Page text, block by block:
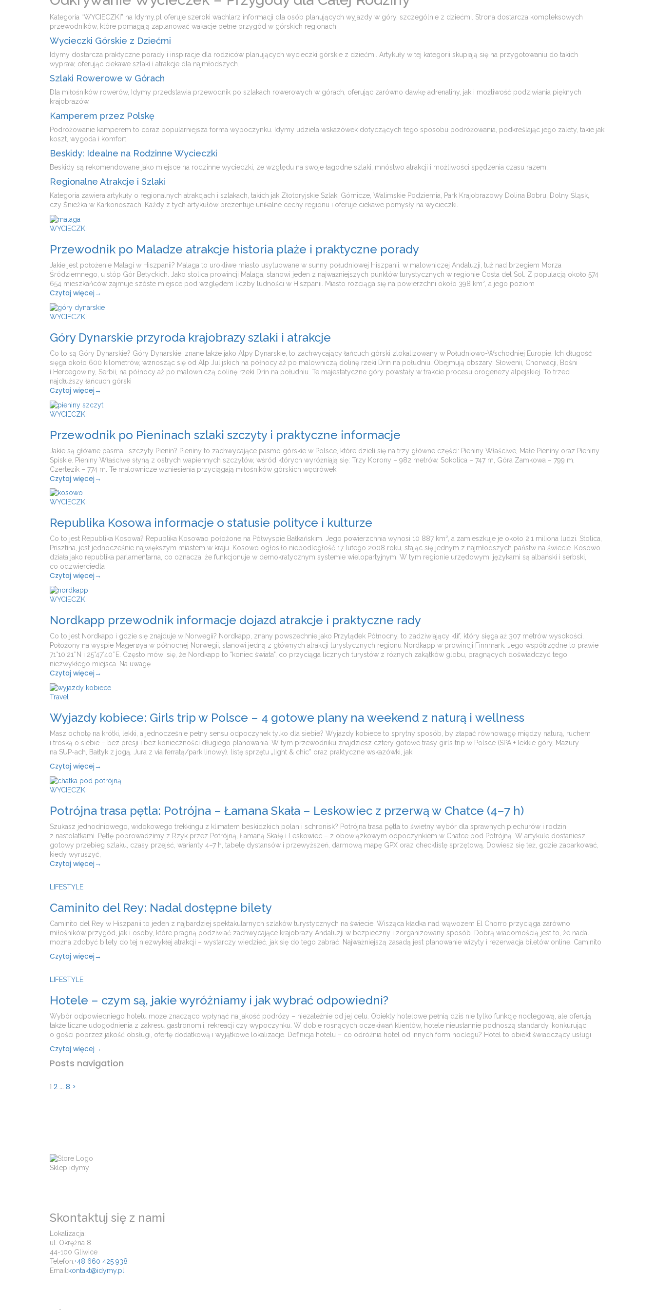
Kategoria “WYCIECZKI” na Idymy.pl oferuje szeroki wachlarz informacji dla osób planujących wyjazdy w góry, szczególnie z dziećmi. Strona dostarcza kompleksowych
przewodników, które pomagają zaplanować wakacje pełne przygód w górskich regionach​​.
Wycieczki Górskie z Dziećmi
Idymy dostarcza praktyczne porady i inspiracje dla rodziców planujących wycieczki górskie z dziećmi. Artykuły w tej kategorii skupiają się na przygotowaniu do takich
wypraw, oferując ciekawe szlaki i atrakcje dla najmłodszych​​.
Szlaki Rowerowe w Górach
Dla miłośników rowerów, Idymy przedstawia przewodnik po szlakach rowerowych w górach, oferując zarówno dawkę adrenaliny, jak i możliwość podziwiania pięknych
krajobrazów​​.
Kamperem przez Polskę
Podróżowanie kamperem to coraz popularniejsza forma wypoczynku. Idymy udziela wskazówek dotyczących tego sposobu podróżowania, podkreślając jego zalety, takie jak
koszt, wygoda i komfort​​.
Beskidy: Idealne na Rodzinne Wycieczki
Beskidy są rekomendowane jako miejsce na rodzinne wycieczki, ze względu na swoje łagodne szlaki, mnóstwo atrakcji i możliwości spędzenia czasu razem​​.
Regionalne Atrakcje i Szlaki
Kategoria zawiera artykuły o regionalnych atrakcjach i szlakach, takich jak Złotoryjskie Szlaki Górnicze, Walimskie Podziemia, Park Krajobrazowy Dolina Bobru, Dolny Śląsk,
czy Śnieżka w Karkonoszach. Każdy z tych artykułów prezentuje unikalne cechy regionu i oferuje ciekawe pomysły na wycieczki​​.
WYCIECZKI
Przewodnik po Maladze atrakcje historia plaże i praktyczne porady
Jakie jest położenie Malagi w Hiszpanii? Malaga to urokliwe miasto usytuowane w sunny południowej Hiszpanii, w malowniczej Andaluzji, tuż nad brzegiem Morza
Śródziemnego, u stóp Gór Betyckich. Jako stolica prowincji Malaga, stanowi jeden z najważniejszych punktów turystycznych w regionie Costa del Sol. Z populacją około 574
654 mieszkańców zajmuje szóste miejsce pod względem liczby ludności w Hiszpanii. Miasto rozciąga się na powierzchni około 398 km², a jego poziom
Czytaj więcej→
WYCIECZKI
Góry Dynarskie przyroda krajobrazy szlaki i atrakcje
Co to są Góry Dynarskie? Góry Dynarskie, znane także jako Alpy Dynarskie, to zachwycający łańcuch górski zlokalizowany w Południowo-Wschodniej Europie. Ich długość
sięga około 600 kilometrów, wznosząc się od Alp Julijskich na północy aż po malowniczą dolinę rzeki Drin na południu. Obejmują obszary: Słowenii, Chorwacji, Bośni
i Hercegowiny, Serbii, na północy aż po malowniczą dolinę rzeki Drin na południu. Te majestatyczne góry powstały w trakcie procesu orogenezy alpejskiej. To trzeci
najdłuższy łańcuch górski
Czytaj więcej→
WYCIECZKI
Przewodnik po Pieninach szlaki szczyty i praktyczne informacje
Jakie są główne pasma i szczyty Pienin? Pieniny to zachwycające pasmo górskie w Polsce, które dzieli się na trzy główne części: Pieniny Właściwe, Małe Pieniny oraz Pieniny
Spiskie. Pieniny Właściwe słyną z ostrych wapiennych szczytów, wśród których wyróżniają się: Trzy Korony – 982 metrów, Sokolica – 747 m, Góra Zamkowa – 799 m,
Czertezik – 774 m. Te malownicze wzniesienia przyciągają miłośników górskich wędrówek,
Czytaj więcej→
WYCIECZKI
Republika Kosowa informacje o statusie polityce i kulturze
Co to jest Republika Kosowa? Republika Kosowao położone na Półwyspie Bałkańskim. Jego powierzchnia wynosi 10 887 km², a zamieszkuje je około 2,1 miliona ludzi. Stolica,
Prisztina, jest jednocześnie największym miastem w kraju. Kosowo ogłosiło niepodległość 17 lutego 2008 roku, stając się jednym z najmłodszych państw na świecie. Kosowo
działa jako republika parlamentarna, co oznacza, że funkcjonuje w demokratycznym systemie wielopartyjnym. W tym regionie urzędowymi językami są albański i serbski,
co odzwierciedla
Czytaj więcej→
WYCIECZKI
Nordkapp przewodnik informacje dojazd atrakcje i praktyczne rady
Co to jest Nordkapp i gdzie się znajduje w Norwegii? Nordkapp, znany powszechnie jako Przylądek Północny, to zadziwiający klif, który sięga aż 307 metrów wysokości.
Położony na wyspie Magerøya w północnej Norwegii, stanowi jedną z głównych atrakcji turystycznych regionu Nordkapp w prowincji Finnmark. Jego współrzędne to prawie
71°10′21″N i 25°47′40″E. Często mówi się, że Nordkapp to "koniec świata", co przyciąga licznych turystów z różnych zakątków globu, pragnących doświadczyć tego
niezwykłego miejsca. Na uwagę
Czytaj więcej→
Travel
Wyjazdy kobiece: Girls trip w Polsce – 4 gotowe plany na weekend z naturą i wellness
Masz ochotę na krótki, lekki, a jednocześnie pełny sensu odpoczynek tylko dla siebie? Wyjazdy kobiece to sprytny sposób, by złapać równowagę między naturą, ruchem
i troską o siebie – bez presji i bez konieczności długiego planowania. W tym przewodniku znajdziesz cztery gotowe trasy girls trip w Polsce (SPA + lekkie góry, Mazury
na SUP-ach, Bałtyk z jogą, Jura z via ferratą/park linowy), listę sprzętu „light & chic” oraz praktyczne wskazówki, jak
Czytaj więcej→
WYCIECZKI
Potrójna trasa pętla: Potrójna – Łamana Skała – Leskowiec z przerwą w Chatce (4–7 h)
Szukasz jednodniowego, widokowego trekkingu z klimatem beskidzkich polan i schronisk? Potrójna trasa pętla to świetny wybór dla sprawnych piechurów i rodzin
z nastolatkami. Pętlę poprowadzimy z Rzyk przez Potrójną, Łamaną Skałę i Leskowiec – z obowiązkowym odpoczynkiem w Chatce pod Potrójną. W artykule dostaniesz
gotowy przebieg szlaku, czasy przejść, warianty 4–7 h, tabelę dystansów i przewyższeń, darmową mapę GPX oraz checklistę sprzętową. Dowiesz się też, gdzie zaparkować,
kiedy wyruszyć,
Czytaj więcej→
LIFESTYLE
Caminito del Rey: Nadal dostępne bilety
Caminito del Rey w Hiszpanii to jeden z najbardziej spektakularnych szlaków turystycznych na świecie. Wisząca kładka nad wąwozem El Chorro przyciąga zarówno
miłośników przygód, jak i osoby, które pragną podziwiać zachwycające krajobrazy Andaluzji w bezpieczny i zorganizowany sposób. Dobrą wiadomością jest to, że nadal
można zdobyć bilety do tej niezwykłej atrakcji – wystarczy wiedzieć, jak się do tego zabrać. Najważniejszą zasadą jest planowanie wizyty i rezerwacja biletów online. Caminito
Czytaj więcej→
LIFESTYLE
Hotele – czym są, jakie wyróżniamy i jak wybrać odpowiedni?
Wybór odpowiedniego hotelu może znacząco wpłynąć na jakość podróży – niezależnie od jej celu. Obiekty hotelowe pełnią dziś nie tylko funkcję noclegową, ale oferują
także liczne udogodnienia z zakresu gastronomii, rekreacji czy wypoczynku. W dobie rosnących oczekiwań klientów, hotele nieustannie podnoszą standardy, konkurując
o gości poprzez jakość obsługi, ofertę dodatkową i wyjątkowe lokalizacje. Definicja hotelu – co odróżnia hotel od innych form noclegu? Hotel to obiekt świadczący usługi
Czytaj więcej→
Posts navigation
1 2 … 8 >
Sklep idymy
Skontaktuj się z nami
Lokalizacja:
ul. Okrężna 8
44-100 Gliwice
Telefon:+48 660 425 938
Email:kontakt@idymy.pl